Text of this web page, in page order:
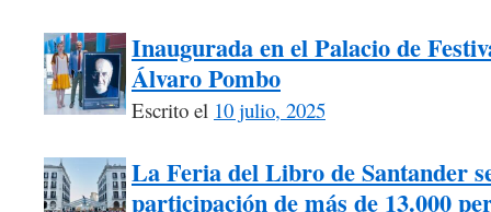
Inaugurada en el Palacio de
Álvaro Pombo
Escrito el 10 julio, 2025
La Feria del Libro de Santander
participación de más de 13.000